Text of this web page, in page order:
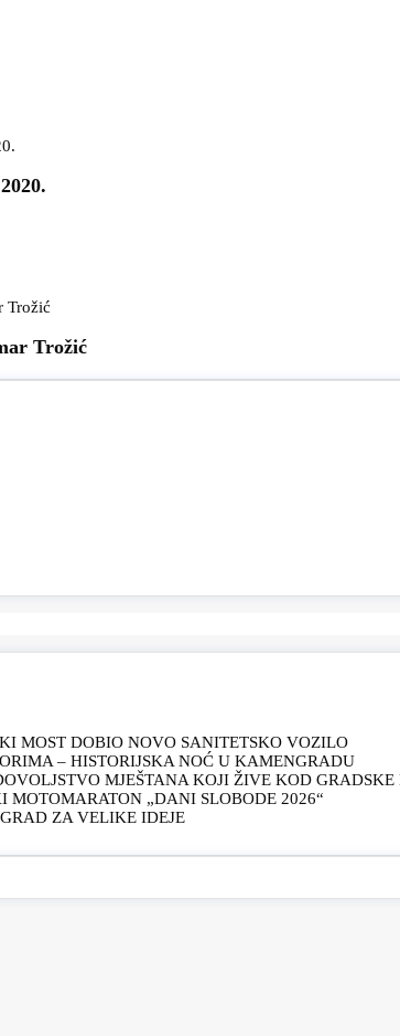
Trožić
MOST DOBIO NOVO SANITETSKO VOZILO
– HISTORIJSKA NOĆ U KAMENGRADU
MJEŠTANA KOJI ŽIVE KOD GRADSKE
MOTOMARATON „DANI SLOBODE 2026“
ZA VELIKE IDEJE